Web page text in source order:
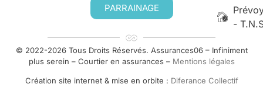
PARRAINAGE
-
© 2022-2026 Tous Droits Réservés. Assurances06 – Infiniment
plus serein – Courtier en assurances – Mentions légales
Création site internet & mise en orbite : Diferance Collectif